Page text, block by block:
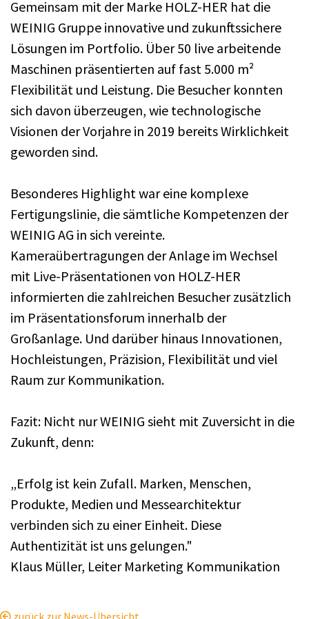
Gemeinsam mit der Marke HOLZ-HER hat die
WEINIG Gruppe innovative und zukunftssichere
Lösungen im Portfolio. Über 50 live arbeitende
Maschinen präsentierten auf fast 5.000 m²
Flexibilität und Leistung. Die Besucher konnten
sich davon überzeugen, wie technologische
Visionen der Vorjahre in 2019 bereits Wirklichkeit
geworden sind.
Besonderes Highlight war eine komplexe
Fertigungslinie, die sämtliche Kompetenzen der
WEINIG AG in sich vereinte.
Kameraübertragungen der Anlage im Wechsel
mit Live-Präsentationen von HOLZ-HER
informierten die zahlreichen Besucher zusätzlich
im Präsentationsforum innerhalb der
Großanlage. Und darüber hinaus Innovationen,
Hochleistungen, Präzision, Flexibilität und viel
Raum zur Kommunikation.
Fazit: Nicht nur WEINIG sieht mit Zuversicht in die
Zukunft, denn:
„Erfolg ist kein Zufall. Marken, Menschen,
Produkte, Medien und Messearchitektur
verbinden sich zu einer Einheit. Diese
Authentizität ist uns gelungen."
Klaus Müller, Leiter Marketing Kommunikation
zurück zur News-Übersicht